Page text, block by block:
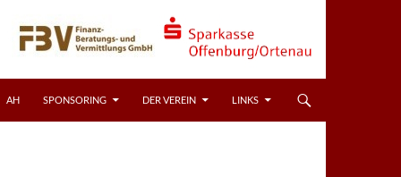
AH SPONSORING DER VEREIN LINKS